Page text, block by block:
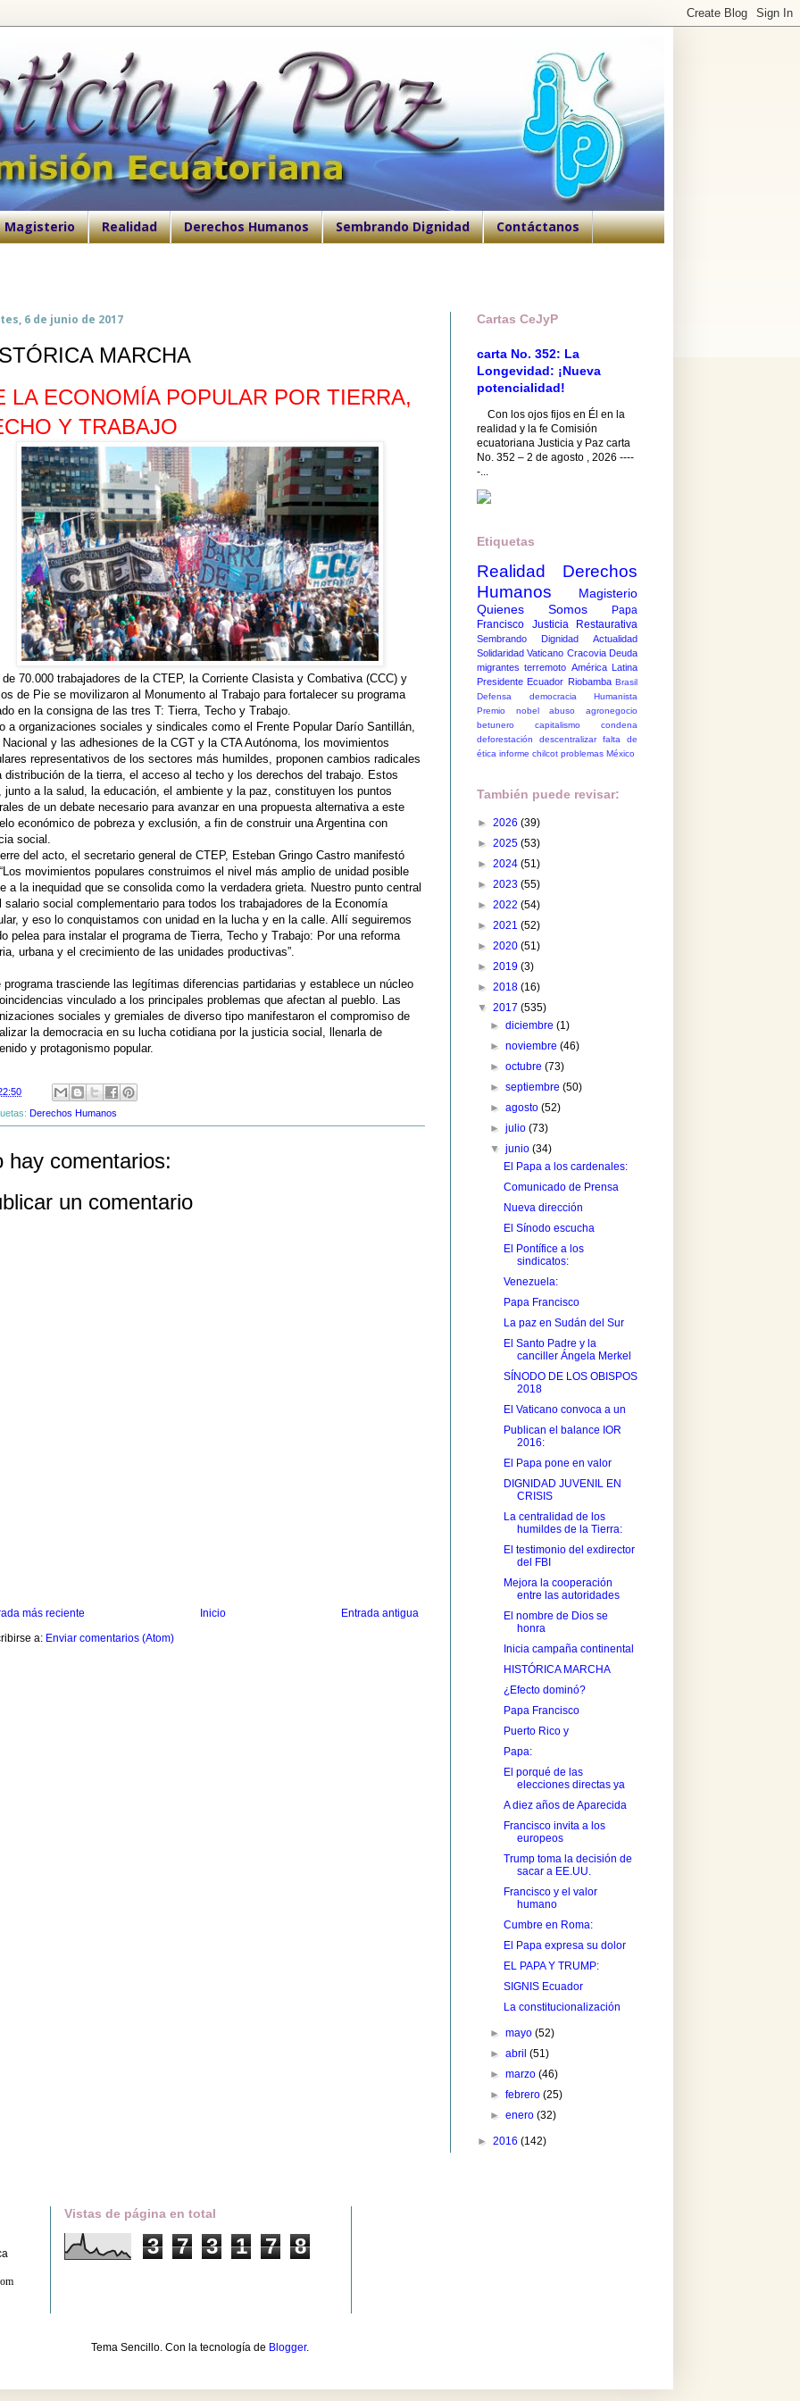
Magisterio Realidad Derechos Humanos Sembrando Dignidad Contáctanos
6 de junio de 2017
MARCHA
LA ECONOMÍA POPULAR POR TIERRA,
Y TRABAJO
70.000 trabajadores de la CTEP, la Corriente Clasista y Combativa (CCC) y
de Pie se movilizaron al Monumento al Trabajo para fortalecer su programa
en la consigna de las tres T: Tierra, Techo y Trabajo.
a organizaciones sociales y sindicales como el Frente Popular Darío Santillán,
Nacional y las adhesiones de la CGT y la CTA Autónoma, los movimientos
representativos de los sectores más humildes, proponen cambios radicales
distribución de la tierra, el acceso al techo y los derechos del trabajo. Estos
junto a la salud, la educación, el ambiente y la paz, constituyen los puntos
de un debate necesario para avanzar en una propuesta alternativa a este
económico de pobreza y exclusión, a fin de construir una Argentina con
social.
del acto, el secretario general de CTEP, Esteban Gringo Castro manifestó
movimientos populares construimos el nivel más amplio de unidad posible
a la inequidad que se consolida como la verdadera grieta. Nuestro punto central
salario social complementario para todos los trabajadores de la Economía
y eso lo conquistamos con unidad en la lucha y en la calle. Allí seguiremos
pelea para instalar el programa de Tierra, Techo y Trabajo: Por una reforma
urbana y el crecimiento de las unidades productivas”.
programa trasciende las legítimas diferencias partidarias y establece un núcleo
vinculado a los principales problemas que afectan al pueblo. Las
sociales y gremiales de diverso tipo manifestaron el compromiso de
la democracia en su lucha cotidiana por la justicia social, llenarla de
y protagonismo popular.
Derechos Humanos
hay comentarios:
un comentario
más reciente Entrada antigua
Inicio
a: Enviar comentarios (Atom)
Cartas CeJyP
carta No. 352: La
Longevidad: ¡Nueva
potencialidad!
Con los ojos fijos en Él en la
realidad y la fe Comisión
ecuatoriana Justicia y Paz carta
No. 352 – 2 de agosto , 2026 ----
-...
Etiquetas
Realidad
Derechos
Humanos
Magisterio
Quienes Somos
Papa
Francisco
Justicia Restaurativa
Sembrando Dignidad
Actualidad
Solidaridad Vaticano Cracovia Deuda
migrantes terremoto América Latina
Presidente Ecuador Riobamba Brasil
Defensa democracia
Humanista
Premio nobel
abuso
agronegocio
betunero
capitalismo
condena
deforestación
descentralizar
falta de
ética informe chilcot problemas México
También puede revisar:
► 2026 (39)
► 2025 (53)
► 2024 (51)
► 2023 (55)
► 2022 (54)
► 2021 (52)
► 2020 (51)
► 2019 (3)
► 2018 (16)
▼ 2017 (535)
►diciembre(1)
►noviembre(46)
►octubre(73)
►septiembre(50)
►agosto(52)
►julio(73)
▼junio(34)
El Papa a los cardenales:
Comunicado de Prensa
Nueva dirección
El Sínodo escucha
El Pontífice a los
sindicatos:
Venezuela:
Papa Francisco
La paz en Sudán del Sur
El Santo Padre y la
canciller Ángela Merkel
SÍNODO DE LOS OBISPOS
2018
El Vaticano convoca a un
Publican el balance IOR
2016:
El Papa pone en valor
DIGNIDAD JUVENIL EN
CRISIS
La centralidad de los
humildes de la Tierra:
El testimonio del exdirector
del FBI
Mejora la cooperación
entre las autoridades
El nombre de Dios se
honra
Inicia campaña continental
HISTÓRICA MARCHA
¿Efecto dominó?
Papa Francisco
Puerto Rico y
Papa:
El porqué de las
elecciones directas ya
A diez años de Aparecida
Francisco invita a los
europeos
Trump toma la decisión de
sacar a EE.UU.
Francisco y el valor
humano
Cumbre en Roma:
El Papa expresa su dolor
EL PAPA Y TRUMP:
SIGNIS Ecuador
La constitucionalización
►mayo(52)
►abril(51)
►marzo(46)
►febrero(25)
►enero(32)
► 2016 (142)
Vistas de página en total
3 7 3 1 7 8
Tema Sencillo. Con la tecnología de Blogger.